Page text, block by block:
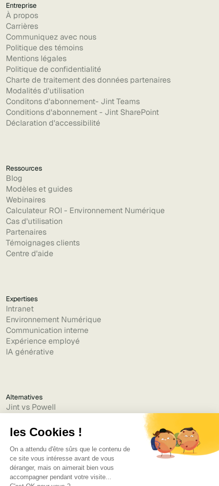
Entreprise
À propos
Carrières
Communiquez avec nous
Politique des témoins
Mentions légales
Politique de confidentialité
Charte de traitement des données partenaires
Modalités d'utilisation
Conditons d'abonnement- Jint Teams
Conditions d'abonnement - Jint SharePoint
Déclaration d'accessibilité
Ressources
Blog
Modèles et guides
Webinaires
Calculateur ROI - Environnement Numérique
Cas d'utilisation
Partenaires
Témoignages clients
Centre d'aide
Expertises
Intranet
Environnement Numérique
Communication interne
Expérience employé
IA générative
Alternatives
Jint vs Powell
Jint vs Jamespot
Jint vs Jalios
Jint vs Intranet.ai
Jint vs Akumina
Jint vs Interact
Jint vs Intranet Inside